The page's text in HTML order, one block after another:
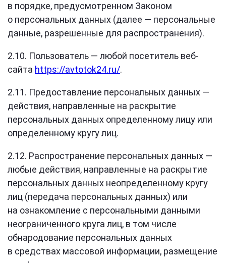
в порядке, предусмотренном Законом
о персональных данных (далее — персональные
данные, разрешенные для распространения).
2.10. Пользователь — любой посетитель веб-
сайта https://avtotok24.ru/.
2.11. Предоставление персональных данных —
действия, направленные на раскрытие
персональных данных определенному лицу или
определенному кругу лиц.
2.12. Распространение персональных данных —
любые действия, направленные на раскрытие
персональных данных неопределенному кругу
лиц (передача персональных данных) или
на ознакомление с персональными данными
неограниченного круга лиц, в том числе
обнародование персональных данных
в средствах массовой информации, размещение